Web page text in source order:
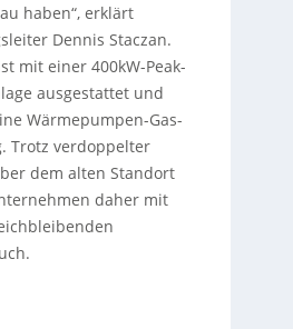
haben“, erklärt
Dennis Staczan.
mit einer 400kW-Peak-
ausgestattet und
Wärmepumpen-Gas-
Trotz verdoppelter
dem alten Standort
daher mit